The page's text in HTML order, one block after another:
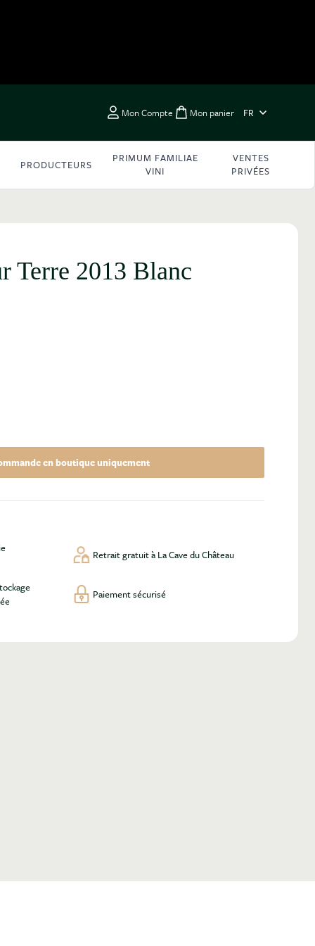
Mon Compte Toggle minicart,
Mon panier FR
PRODUCTEURS
PRIMUM FAMILIAE
VINI
VENTES
PRIVÉES
Terre 2013 Blanc
en boutique uniquement
Retrait gratuit à La Cave du Château
Paiement sécurisé